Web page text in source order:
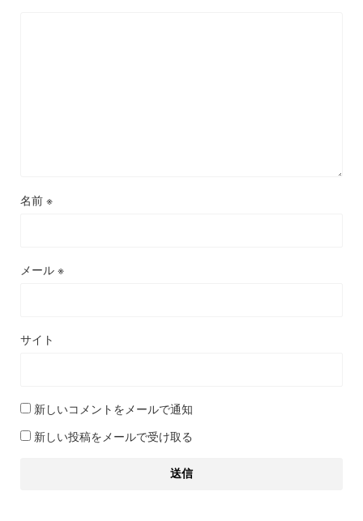
名前 ※
メール ※
サイト
新しいコメントをメールで通知
新しい投稿をメールで受け取る